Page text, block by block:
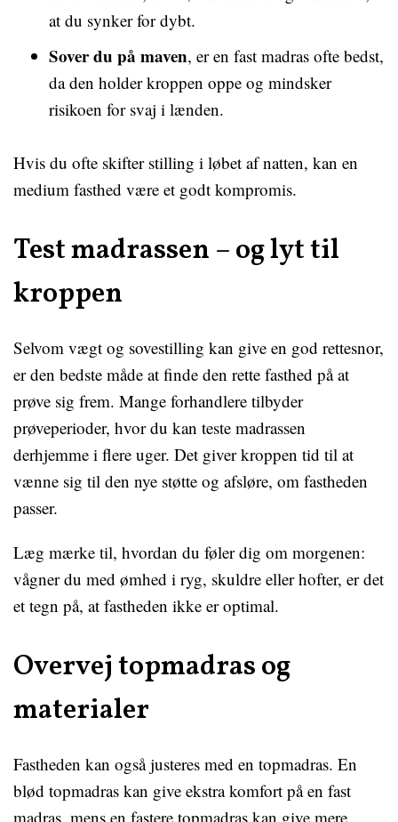
at du synker for dybt.
Sover du på maven, er en fast madras ofte bedst,
da den holder kroppen oppe og mindsker
risikoen for svaj i lænden.
Hvis du ofte skifter stilling i løbet af natten, kan en
medium fasthed være et godt kompromis.
Test madrassen – og lyt til
kroppen
Selvom vægt og sovestilling kan give en god rettesnor,
er den bedste måde at finde den rette fasthed på at
prøve sig frem. Mange forhandlere tilbyder
prøveperioder, hvor du kan teste madrassen
derhjemme i flere uger. Det giver kroppen tid til at
vænne sig til den nye støtte og afsløre, om fastheden
passer.
Læg mærke til, hvordan du føler dig om morgenen:
vågner du med ømhed i ryg, skuldre eller hofter, er det
et tegn på, at fastheden ikke er optimal.
Overvej topmadras og
materialer
Fastheden kan også justeres med en topmadras. En
blød topmadras kan give ekstra komfort på en fast
madras, mens en fastere topmadras kan give mere